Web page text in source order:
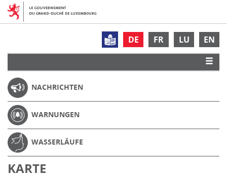
DE FR LU EN
NACHRICHTEN
WARNUNGEN
WASSERLÄUFE
KARTE